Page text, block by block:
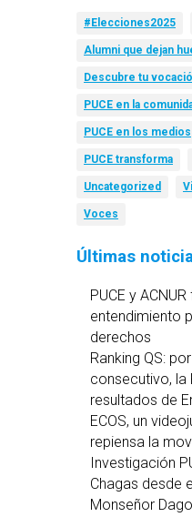
#Elecciones2025
Alumni que dejan
Descubre tu
PUCE en la
PUCE en los medios
PUCE transforma
Uncategorized
Voces
Últimas
PUCE y
entendimiento
derechos
Ranking QS:
consecutivo, la
resultados de
ECOS, un
repiensa la
Investigación
Chagas desde
Monseñor